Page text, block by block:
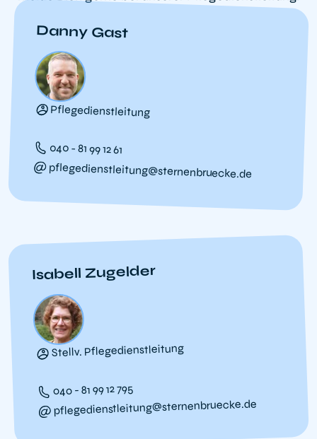
Danny Gast
Pflegedienstleitung
040 - 81 99 12 61
pflegedienstleitung@sternenbruecke.de
Isabell Zugelder
Stellv. Pflegedienstleitung
040 - 81 99 12 795
pflegedienstleitung@sternenbruecke.de